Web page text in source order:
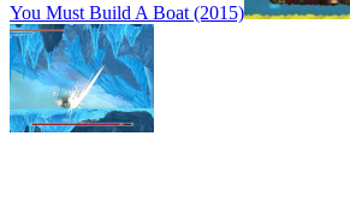
You Must Build A Boat (2015)